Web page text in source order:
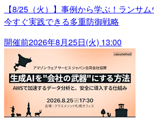
【8/25（火）】事例から学ぶ！ランサ
今すぐ実践できる多重防御戦略
開催前2026年8月25日(火) 13:00